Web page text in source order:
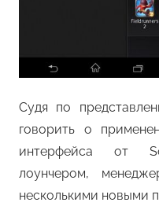
Судя по
говорить о
интерфейса от
лоунчером,
несколькими новыми